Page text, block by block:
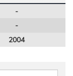
-
-
2004